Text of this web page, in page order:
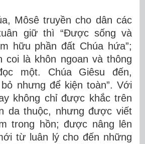
Môsê truyền cho dân các
giữ thì “Được sống và
hữu phần đất Chúa hứa”;
coi là khôn ngoan và thông
một. Chúa Giêsu đến,
nhưng để kiện toàn”. Với
không chỉ được khắc trên
da thuộc, nhưng được viết
trong hồn; được nâng lên
từ luân lý cho đến những